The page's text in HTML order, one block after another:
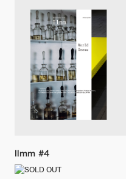
Ilmm #4